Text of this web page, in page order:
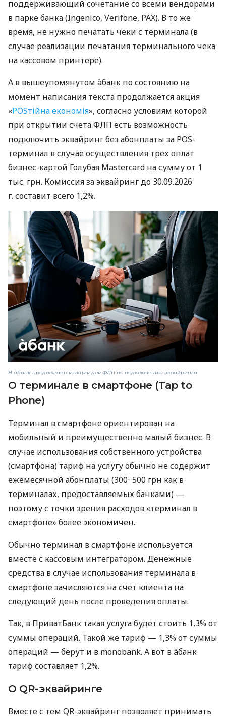
поддерживающий сочетание со всеми вендорами
в парке банка (Ingenico, Verifone, PAX). В то же
время, не нужно печатать чеки с терминала (в
случае реализации печатания терминального чека
на кассовом принтере).
А в вышеупомянутом àбанк по состоянию на
момент написания текста продолжается акция
«POSтійна економія», согласно условиям которой
при открытии счета ФЛП есть возможность
подключить эквайринг без абонплаты за POS-
терминал в случае осуществления трех оплат
бизнес-картой Голубая Mastercard на сумму от 1
тыс. грн. Комиссия за эквайринг до 30.09.2026
г. составит всего 1,2%.
В àбанк продолжается акция для ФЛП по подключению эквайринга
О терминале в смартфоне (Tap to
Phone)
Терминал в смартфоне ориентирован на
мобильный и преимущественно малый бизнес. В
случае использования собственного устройства
(смартфона) тариф на услугу обычно не содержит
ежемесячной абонплаты (300−500 грн как в
терминалах, предоставляемых банками) —
поэтому с точки зрения расходов «терминал в
смартфоне» более экономичен.
Обычно терминал в смартфоне используется
вместе с кассовым интегратором. Денежные
средства в случае использования терминала в
смартфоне зачисляются на счет клиента на
следующий день после проведения оплаты.
Так, в ПриватБанк такая услуга будет стоить 1,3% от
суммы операций. Такой же тариф — 1,3% от суммы
операций — берут и в monobank. А вот в àбанк
тариф составляет 1,2%.
О QR-эквайринге
Вместе с тем QR-эквайринг позволяет принимать